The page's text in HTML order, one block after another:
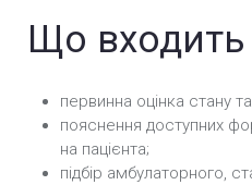
Що входить
первинна оцінка стану
пояснення доступних
на пацієнта;
підбір амбулаторного,